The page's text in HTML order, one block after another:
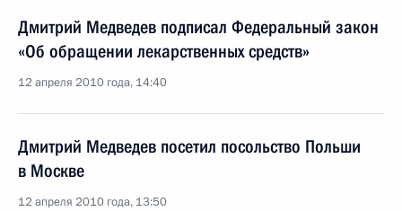
Дмитрий Медведев подписал Федеральный закон
«Об обращении лекарственных средств»
12 апреля 2010 года, 14:40
Дмитрий Медведев посетил посольство Польши
в Москве
12 апреля 2010 года, 13:50